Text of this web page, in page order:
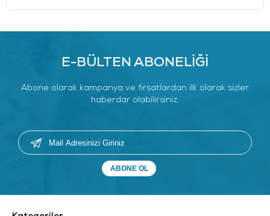
E-BÜLTEN ABONELİĞİ
Abone olarak kampanya ve fırsatlardan ilk olarak sizler
haberdar olabilirsiniz.